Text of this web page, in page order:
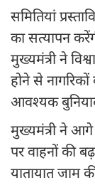
समितियां
का सत्यापन
मुख्यमंत्री ने
होने से
आवश्यक
मुख्यमंत्री ने आगे
पर वाहनों की
यातायात जाम